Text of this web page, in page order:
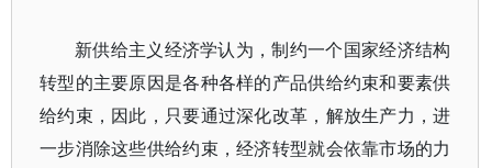
新供给主义经济学认为，制约一个国家经济结构
转型的主要原因是各种各样的产品供给约束和要素供
给约束，因此，只要通过深化改革，解放生产力，进
一步消除这些供给约束，经济转型就会依靠市场的力